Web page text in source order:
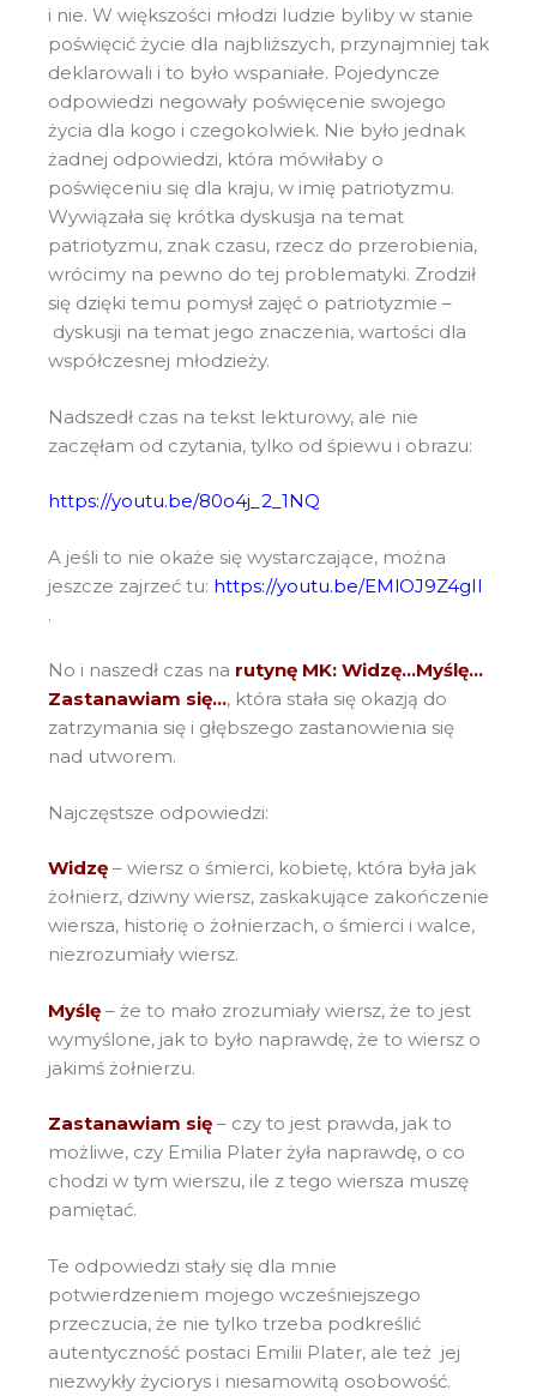
i nie. W większości młodzi ludzie byliby w stanie
poświęcić życie dla najbliższych, przynajmniej tak
deklarowali i to było wspaniałe. Pojedyncze
odpowiedzi negowały poświęcenie swojego
życia dla kogo i czegokolwiek. Nie było jednak
żadnej odpowiedzi, która mówiłaby o
poświęceniu się dla kraju, w imię patriotyzmu.
Wywiązała się krótka dyskusja na temat
patriotyzmu, znak czasu, rzecz do przerobienia,
wrócimy na pewno do tej problematyki. Zrodził
się dzięki temu pomysł zajęć o patriotyzmie –
dyskusji na temat jego znaczenia, wartości dla
współczesnej młodzieży.
Nadszedł czas na tekst lekturowy, ale nie
zaczęłam od czytania, tylko od śpiewu i obrazu:
https://youtu.be/80o4j_2_1NQ
A jeśli to nie okaże się wystarczające, można
jeszcze zajrzeć tu: https://youtu.be/EMlOJ9Z4gII
.
No i naszedł czas na rutynę MK: Widzę…Myślę…
Zastanawiam się…, która stała się okazją do
zatrzymania się i głębszego zastanowienia się
nad utworem.
Najczęstsze odpowiedzi:
Widzę – wiersz o śmierci, kobietę, która była jak
żołnierz, dziwny wiersz, zaskakujące zakończenie
wiersza, historię o żołnierzach, o śmierci i walce,
niezrozumiały wiersz.
Myślę – że to mało zrozumiały wiersz, że to jest
wymyślone, jak to było naprawdę, że to wiersz o
jakimś żołnierzu.
Zastanawiam się – czy to jest prawda, jak to
możliwe, czy Emilia Plater żyła naprawdę, o co
chodzi w tym wierszu, ile z tego wiersza muszę
pamiętać.
Te odpowiedzi stały się dla mnie
potwierdzeniem mojego wcześniejszego
przeczucia, że nie tylko trzeba podkreślić
autentyczność postaci Emilii Plater, ale też jej
niezwykły życiorys i niesamowitą osobowość.